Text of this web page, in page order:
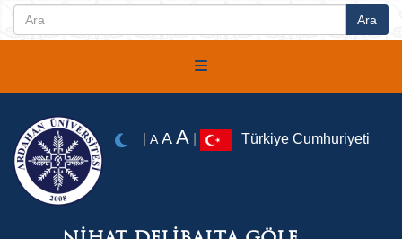
A A A Türkiye Cumhuriyeti